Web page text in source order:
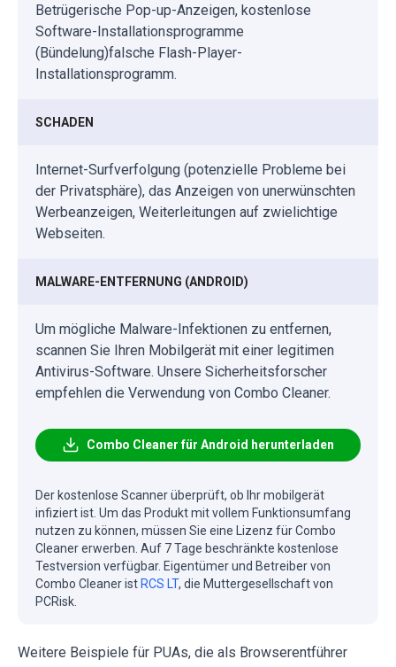
Betrügerische Pop-up-Anzeigen, kostenlose
Software-Installationsprogramme
(Bündelung)falsche Flash-Player-
Installationsprogramm.
SCHADEN
Internet-Surfverfolgung (potenzielle Probleme bei
der Privatsphäre), das Anzeigen von unerwünschten
Werbeanzeigen, Weiterleitungen auf zwielichtige
Webseiten.
MALWARE-ENTFERNUNG (ANDROID)
Um mögliche Malware-Infektionen zu entfernen,
scannen Sie Ihren Mobilgerät mit einer legitimen
Antivirus-Software. Unsere Sicherheitsforscher
empfehlen die Verwendung von Combo Cleaner.
Combo Cleaner für Android herunterladen
Der kostenlose Scanner überprüft, ob Ihr mobilgerät
infiziert ist. Um das Produkt mit vollem Funktionsumfang
nutzen zu können, müssen Sie eine Lizenz für Combo
Cleaner erwerben. Auf 7 Tage beschränkte kostenlose
Testversion verfügbar. Eigentümer und Betreiber von
Combo Cleaner ist RCS LT, die Muttergesellschaft von
PCRisk.
Weitere Beispiele für PUAs, die als Browserentführer